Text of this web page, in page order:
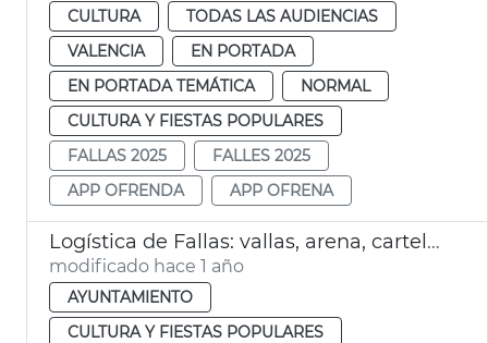
CULTURA
TODAS LAS AUDIENCIAS
VALENCIA
EN PORTADA
EN PORTADA TEMÁTICA
NORMAL
CULTURA Y FIESTAS POPULARES
FALLAS 2025
FALLES 2025
APP OFRENDA
APP OFRENA
Logística de Fallas: vallas, arena, carteles
modificado hace 1 año
AYUNTAMIENTO
CULTURA Y FIESTAS POPULARES